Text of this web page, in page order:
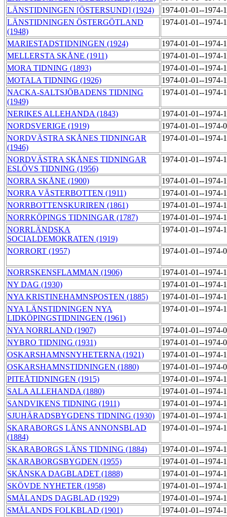
LÄNSTIDNINGEN [ÖSTERSUND] (1924)
1974-01-01--1974-
LÄNSTIDNINGEN ÖSTERGÖTLAND
(1948)
1974-01-01--1974-
MARIESTADSTIDNINGEN (1924)
1974-01-01--1974-
MELLERSTA SKÅNE (1911)
1974-01-01--1974-
MORA TIDNING (1893)
1974-01-01--1974-
MOTALA TIDNING (1926)
1974-01-01--1974-
NACKA-SALTSJÖBADENS TIDNING
(1949)
1974-01-01--1974-
NERIKES ALLEHANDA (1843)
1974-01-01--1974-
NORDSVERIGE (1919)
1974-01-01--1974-
NORDVÄSTRA SKÅNES TIDNINGAR
(1946)
1974-01-01--1974-
NORDVÄSTRA SKÅNES TIDNINGAR
ESLÖVS TIDNING (1956)
1974-01-01--1974-
NORRA SKÅNE (1900)
1974-01-01--1974-
NORRA VÄSTERBOTTEN (1911)
1974-01-01--1974-
NORRBOTTENSKURIREN (1861)
1974-01-01--1974-
NORRKÖPINGS TIDNINGAR (1787)
1974-01-01--1974-
NORRLÄNDSKA
SOCIALDEMOKRATEN (1919)
1974-01-01--1974-
NORRORT (1957) 1974-01-01--1974-
NORRSKENSFLAMMAN (1906)
1974-01-01--1974-
NY DAG (1930)
1974-01-01--1974-
NYA KRISTINEHAMNSPOSTEN (1885)
1974-01-01--1974-
NYA LÄNSTIDNINGEN NYA
LIDKÖPINGSTIDNINGEN (1961)
1974-01-01--1974-
NYA NORRLAND (1907)
1974-01-01--1974-
NYBRO TIDNING (1931)
1974-01-01--1974-
OSKARSHAMNSNYHETERNA (1921)
1974-01-01--1974-
OSKARSHAMNSTIDNINGEN (1880)
1974-01-01--1974-
PITEÅTIDNINGEN (1915)
1974-01-01--1974-
SALA ALLEHANDA (1880)
1974-01-01--1974-
SANDVIKENS TIDNING (1911)
1974-01-01--1974-
SJUHÄRADSBYGDENS TIDNING (1930)
1974-01-01--1974-
SKARABORGS LÄNS ANNONSBLAD
(1884)
1974-01-01--1974-
SKARABORGS LÄNS TIDNING (1884)
1974-01-01--1974-
SKARABORGSBYGDEN (1955)
1974-01-01--1974-
SKÅNSKA DAGBLADET (1888)
1974-01-01--1974-
SKÖVDE NYHETER (1958)
1974-01-01--1974-
SMÅLANDS DAGBLAD (1929)
1974-01-01--1974-
SMÅLANDS FOLKBLAD (1901)
1974-01-01--1974-